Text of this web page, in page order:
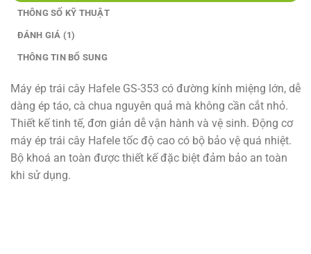
THÔNG SỐ KỸ THUẬT
ĐÁNH GIÁ (1)
THÔNG TIN BỔ SUNG
Máy ép trái cây Hafele GS-353 có đường kính miệng lớn, dễ
dàng ép táo, cà chua nguyên quả mà không cần cắt nhỏ.
Thiết kế tinh tế, đơn giản dễ vận hành và vệ sinh. Động cơ
máy ép trái cây Hafele tốc độ cao có bộ bảo vệ quá nhiệt.
Bộ khoá an toàn được thiết kế đặc biệt đảm bảo an toàn
khi sử dụng.